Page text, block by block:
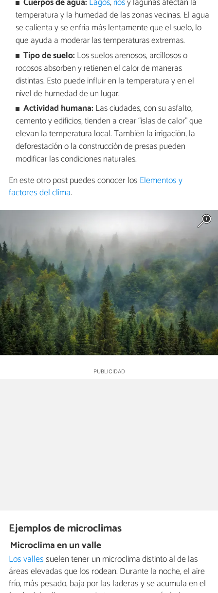
temperatura y la humedad de las zonas vecinas. El agua
se calienta y se enfría más lentamente que el suelo, lo
que ayuda a moderar las temperaturas extremas.
Tipo de suelo: Los suelos arenosos, arcillosos o
rocosos absorben y retienen el calor de maneras
distintas. Esto puede influir en la temperatura y en el
nivel de humedad de un lugar.
Actividad humana: Las ciudades, con su asfalto,
cemento y edificios, tienden a crear “islas de calor” que
elevan la temperatura local. También la irrigación, la
deforestación o la construcción de presas pueden
modificar las condiciones naturales.
En este otro post puedes conocer los Elementos y
factores del clima.
Ejemplos de microclimas
Microclima en un valle
Los vallessuelen tener un microclima distinto al de las
áreas elevadas que los rodean. Durante la noche, el aire
frío, más pesado, baja por las laderas y se acumula en el